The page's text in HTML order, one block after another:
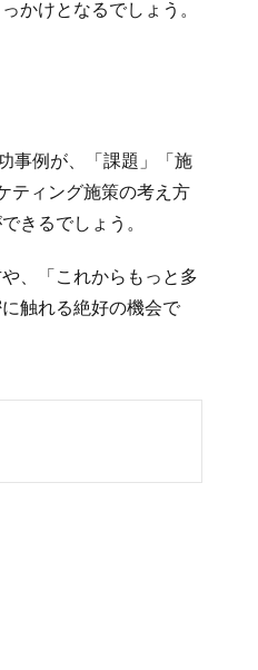
かけとなるでしょう。
事例が、「課題」「施
ティング施策の考え方
きるでしょう。
、「これからもっと多
触れる絶好の機会で